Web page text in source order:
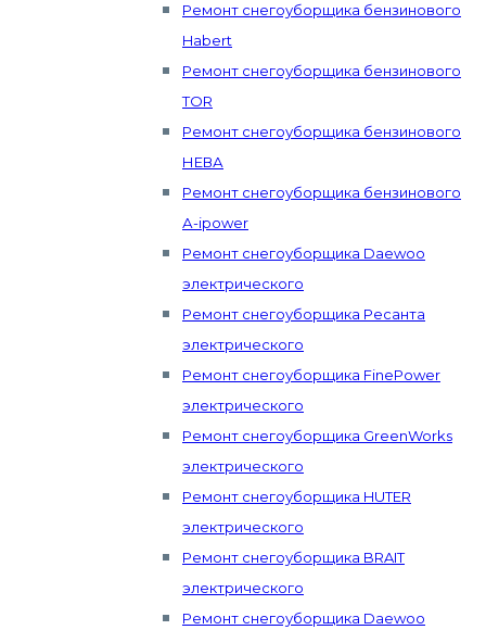
Ремонт снегоуборщика бензинового
Habert
Ремонт снегоуборщика бензинового
TOR
Ремонт снегоуборщика бензинового
НЕВА
Ремонт снегоуборщика бензинового
А-ipower
Ремонт снегоуборщика Daewoo
электрического
Ремонт снегоуборщика Ресанта
электрического
Ремонт снегоуборщика FinePower
электрического
Ремонт снегоуборщика GreenWorks
электрического
Ремонт снегоуборщика HUTER
электрического
Ремонт снегоуборщика BRAIT
электрического
Ремонт снегоуборщика Daewoo